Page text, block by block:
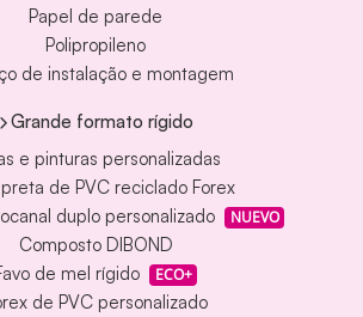
Papel de parede
Polipropileno
de instalação e montagem
Grande formato rígido
e pinturas personalizadas
de PVC reciclado Forex
duplo personalizado
NUEVO
Composto DIBOND
de mel rígido
ECO+
de PVC personalizado